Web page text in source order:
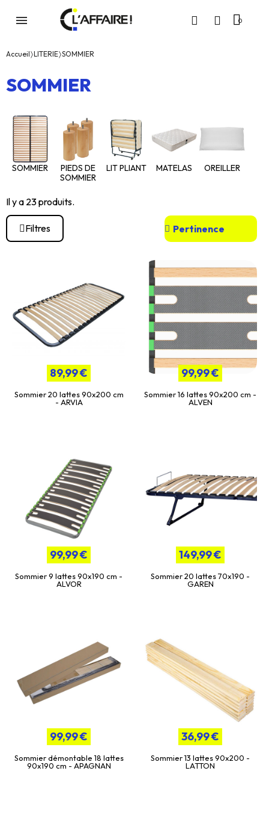
Accueil LITERIE SOMMIER
SOMMIER
SOMMIER
PIEDS DE
SOMMIER
LIT PLIANT MATELAS OREILLER
Il y a 23 produits.
Filtres
89,99 €
Sommier 20 lattes 90x200 cm
- ARVIA
99,99 €
Sommier 16 lattes 90x200 cm -
ALVEN
99,99 €
Sommier 9 lattes 90x190 cm -
ALVOR
149,99 €
Sommier 20 lattes 70x190 -
GAREN
99,99 €
Sommier démontable 18 lattes
90x190 cm - APAGNAN
36,99 €
Sommier 13 lattes 90x200 -
LATTON